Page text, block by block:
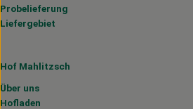
Probelieferung
Liefergebiet
Hof Mahlitzsch
Über uns
Hofladen